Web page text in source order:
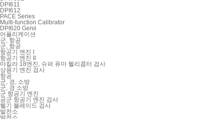
DPI611
DPI612
PACE Series
Multi-function Calibrator
DPI620 Genii
어플리케이션
군, 항공
군, 항공
항공기 엔진 I
항공기 엔진 II
마킬라 18엔진, 슈퍼 퓨마 헬리콥터 검사
상용기 엔진 검사
항공
군, 경, 소방
군, 경 소방
군 항공기 엔진
공군 항공기 엔진 검사
헬기 블레이드 검사
발전소
발전소